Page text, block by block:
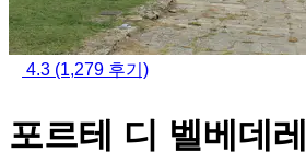
4.3 (1,279 후기)
포르테 디 벨베데레